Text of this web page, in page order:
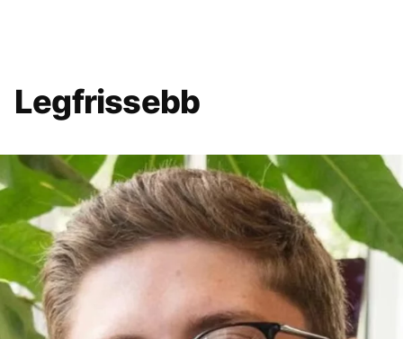
Legfrissebb